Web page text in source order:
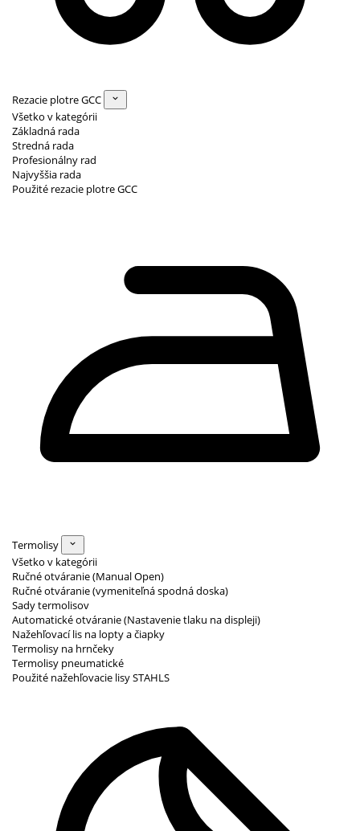
Rezacie plotre GCC
Všetko v kategórii
Základná rada
Stredná rada
Profesionálny rad
Najvyššia rada
Použité rezacie plotre GCC
Termolisy
Všetko v kategórii
Ručné otváranie (Manual Open)
Ručné otváranie (vymeniteľná spodná doska)
Sady termolisov
Automatické otváranie (Nastavenie tlaku na displeji)
Nažehľovací lis na lopty a čiapky
Termolisy na hrnčeky
Termolisy pneumatické
Použité nažehľovacie lisy STAHLS